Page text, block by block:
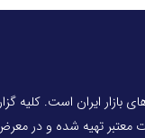
بازار ایران است.
تهیه شده و در